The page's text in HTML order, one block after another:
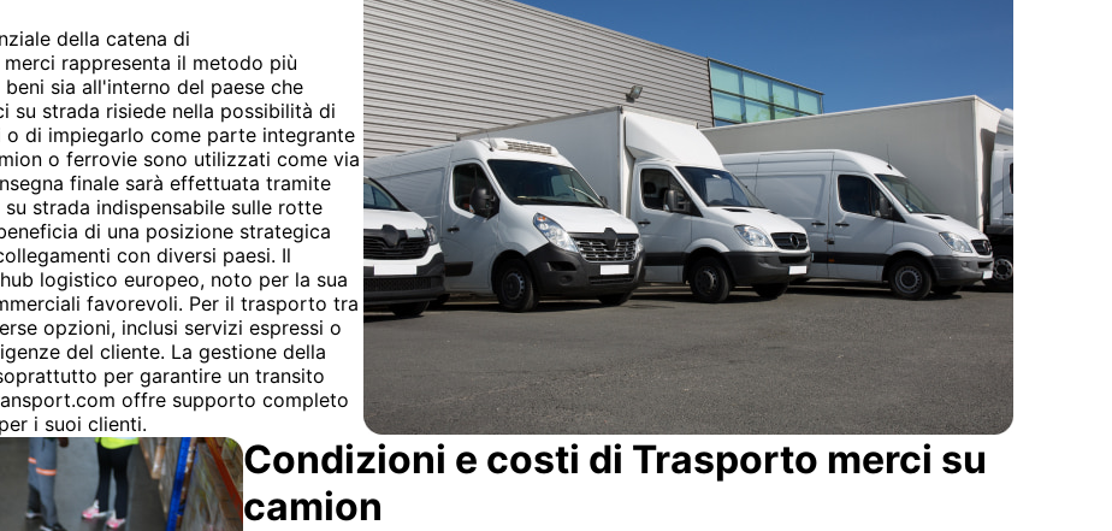
della catena di
rappresenta il metodo più
sia all'interno del paese che
strada risiede nella possibilità di
di impiegarlo come parte integrante
o ferrovie sono utilizzati come via
finale sarà effettuata tramite
strada indispensabile sulle rotte
di una posizione strategica
con diversi paesi. Il
logistico europeo, noto per la sua
favorevoli. Per il trasporto tra
opzioni, inclusi servizi espressi o
del cliente. La gestione della
per garantire un transito
offre supporto completo
i suoi clienti.
Condizioni e costi di Trasporto merci su
camion